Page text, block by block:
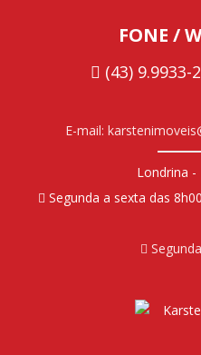
FONE /
(43)
E-mail:
Londrina -
Segunda a sexta das